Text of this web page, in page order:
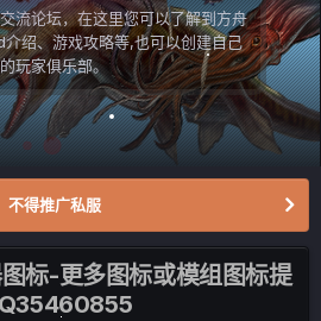
流论坛，在这里您可以了解到方舟
绍、游戏攻略等,也可以创建自己
的玩家俱乐部。
不得推广私服
标-更多图标或模组图标提